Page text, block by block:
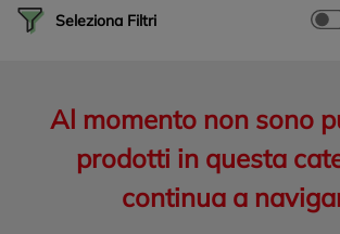
Seleziona Filtri
Al momento non sono
prodotti in questa
continua a